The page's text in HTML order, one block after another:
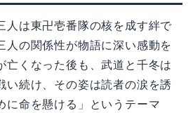
人は東卍壱番隊の核を成す絆で
人の関係性が物語に深い感動を
亡くなった後も、武道と千冬は
い続け、その姿は読者の涙を誘
に命を懸ける」というテーマ